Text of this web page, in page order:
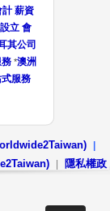
薪資
立 會
其公司
*澳洲
服務
|
|
隱私權政